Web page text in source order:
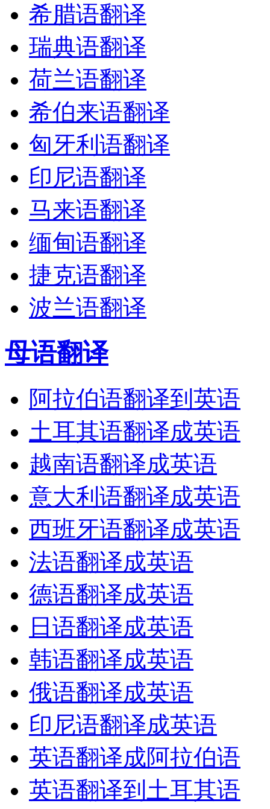
希腊语翻译
瑞典语翻译
荷兰语翻译
希伯来语翻译
匈牙利语翻译
印尼语翻译
马来语翻译
缅甸语翻译
捷克语翻译
波兰语翻译
母语翻译
阿拉伯语翻译到英语
土耳其语翻译成英语
越南语翻译成英语
意大利语翻译成英语
西班牙语翻译成英语
法语翻译成英语
德语翻译成英语
日语翻译成英语
韩语翻译成英语
俄语翻译成英语
印尼语翻译成英语
英语翻译成阿拉伯语
英语翻译到土耳其语